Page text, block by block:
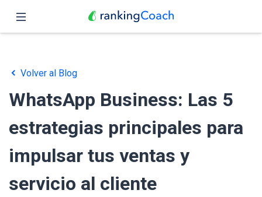
Funciones
Precio
Revendedores
Blog
Español
Volver al Blog
WhatsApp Business: Las 5
estrategias principales para
impulsar tus ventas y
servicio al cliente